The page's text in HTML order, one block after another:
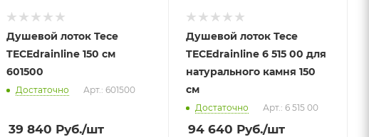
Душевой лоток Tece
TECEdrainline 150 см
601500
Достаточно Арт.: 601500
39 840 Руб./шт
Душевой лоток Tece
TECEdrainline 6 515 00 для
натурального камня 150
см
Достаточно Арт.: 6 515 00
94 640 Руб./шт